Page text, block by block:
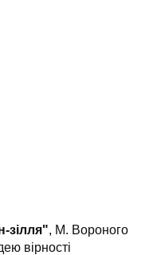
зілля", М. Вороного
вірності